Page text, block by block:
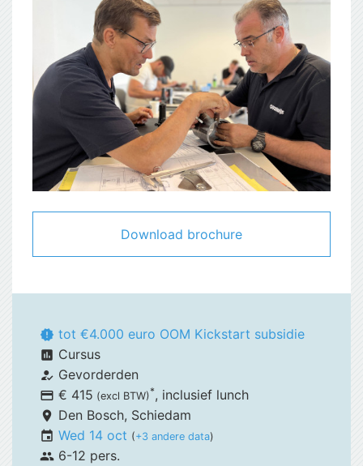
Download brochure
new_releases tot €4.000 euro OOM Kickstart subsidie
assessment Cursus
how_to_reg Gevorderden
payment € 415 (excl BTW)*, inclusief lunch
place Den Bosch, Schiedam
event Wed 14 oct (+3 andere data)
group 6-12 pers.